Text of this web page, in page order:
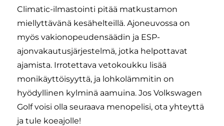
Climatic-ilmastointi pitää matkustamon
miellyttävänä kesähelteillä. Ajoneuvossa on
myös vakionopeudensäädin ja ESP-
ajonvakautusjärjestelmä, jotka helpottavat
ajamista. Irrotettava vetokoukku lisää
monikäyttöisyyttä, ja lohkolämmitin on
hyödyllinen kylminä aamuina. Jos Volkswagen
Golf voisi olla seuraava menopelisi, ota yhteyttä
ja tule koeajolle!